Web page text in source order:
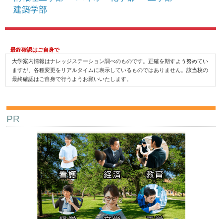
建築学部
最終確認はご自身で
大学案内情報はナレッジステーション調べのものです。正確を期すよう努めてい
ますが、各種変更をリアルタイムに表示しているものではありません。該当校の
最終確認はご自身で行うようお願いいたします。
PR